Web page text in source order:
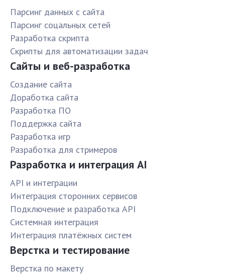
Парсинг данных с сайта
Парсинг соцальных сетей
Разработка скрипта
Скрипты для автоматизации задач
Сайты и веб-разработка
Создание сайта
Доработка сайта
Разработка ПО
Поддержка сайта
Разработка игр
Разработка для стримеров
Разработка и интеграция AI
API и интеграции
Интеграция сторонних сервисов
Подключение и разработка API
Системная интеграция
Интеграция платёжных систем
Верстка и тестирование
Верстка по макету